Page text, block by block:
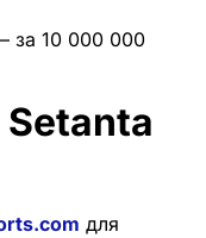
за 10 000 000
Setanta
для